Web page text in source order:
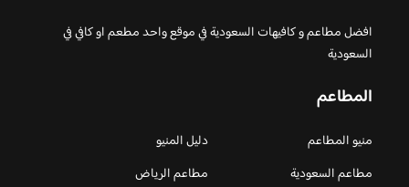
افضل مطاعم و كافيهات السعودية في موقع واحد مطعم او كافي في
السعودية
المطاعم
منيو المطاعم
دليل المنيو
مطاعم السعودية
مطاعم الرياض